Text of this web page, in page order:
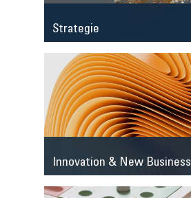
Strategie
Innovation & New Business